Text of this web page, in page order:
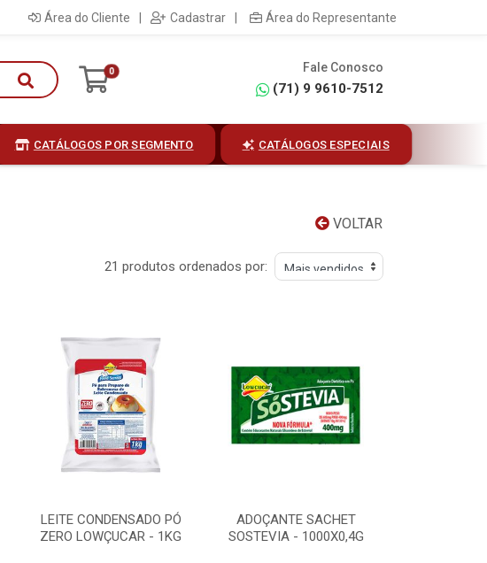
Área do Cliente | Cadastrar | Área do Representante
0 Fale Conosco
(71) 9 9610-7512
CATÁLOGOS POR SEGMENTO CATÁLOGOS ESPECIAIS
VOLTAR
21 produtos ordenados por:
LEITE CONDENSADO PÓ
ZERO LOWÇUCAR - 1KG
ADOÇANTE SACHET
SOSTEVIA - 1000X0,4G